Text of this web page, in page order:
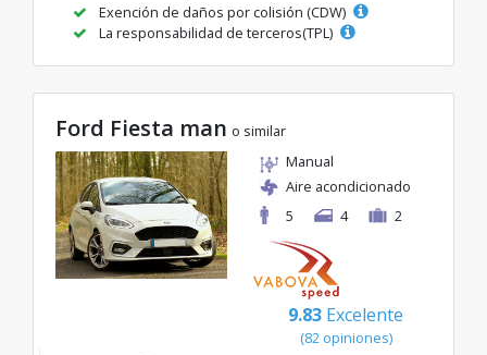
Exención de daños por colisión (CDW)
La responsabilidad de terceros(TPL)
Ford Fiesta man o similar
Manual
Aire acondicionado
5
4 2
9.83 Excelente
(82 opiniones)